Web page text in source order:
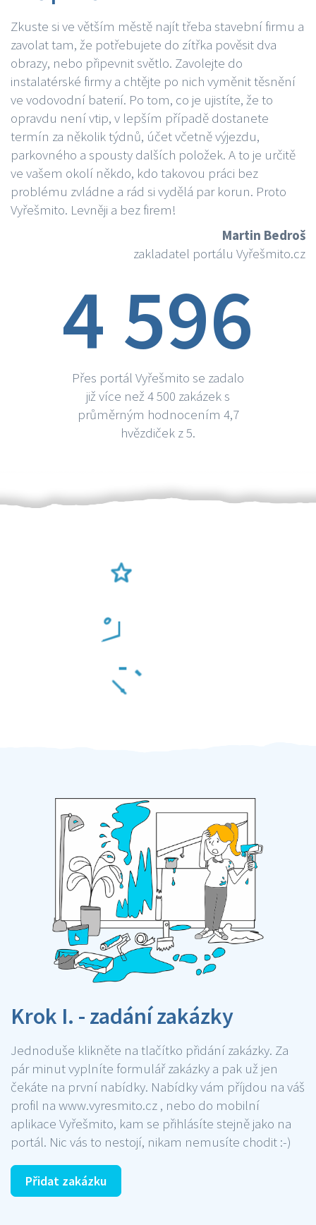
Zkuste si ve větším městě najít třeba stavební firmu a
zavolat tam, že potřebujete do zítřka pověsit dva
obrazy, nebo připevnit světlo. Zavolejte do
instalatérské firmy a chtějte po nich vyměnit těsnění
ve vodovodní baterií. Po tom, co je ujistíte, že to
opravdu není vtip, v lepším případě dostanete
termín za několik týdnů, účet včetně výjezdu,
parkovného a spousty dalších položek. A to je určitě
ve vašem okolí někdo, kdo takovou práci bez
problému zvládne a rád si vydělá par korun. Proto
Vyřešmito. Levněji a bez firem!
Martin Bedroš
zakladatel portálu Vyřešmito.cz
4 596
Přes portál Vyřešmito se zadalo
již více než 4 500 zakázek s
průměrným hodnocením 4,7
hvězdiček z 5.
Krok I. - zadání zakázky
Jednoduše klikněte na tlačítko přidání zakázky. Za
pár minut vyplníte formulář zakázky a pak už jen
čekáte na první nabídky. Nabídky vám příjdou na váš
profil na www.vyresmito.cz , nebo do mobilní
aplikace Vyřešmito, kam se přihlásíte stejně jako na
portál. Nic vás to nestojí, nikam nemusíte chodit :-)
Přidat zakázku